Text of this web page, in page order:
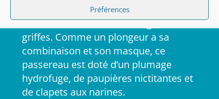
Préférences
en s’aidant de ses ailes et marcher
sous l’eau à contre-courant grâce à ses
griffes. Comme un plongeur a sa
combinaison et son masque, ce
passereau est doté d’un plumage
hydrofuge, de paupières nictitantes et
de clapets aux narines.